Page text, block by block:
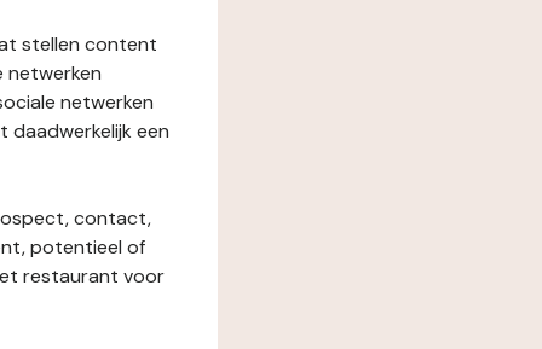
stellen content
netwerken
netwerken
een
contact,
potentieel of
restaurant voor